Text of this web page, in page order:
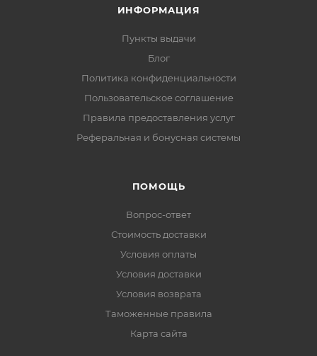
ИНФОРМАЦИЯ
Пункты выдачи
Блог
Политика конфиденциальности
Пользовательское соглашение
Правила предоставления услуг
Реферальная и бонусная системы
ПОМОЩЬ
Вопрос-ответ
Стоимость доставки
Условия оплаты
Условия доставки
Условия возврата
Таможенные правила
Карта сайта